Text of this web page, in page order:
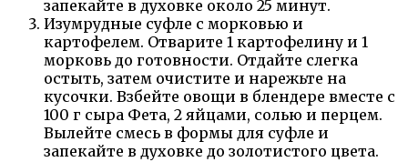
запекайте в духовке около 25 минут.
Изумрудные суфле с морковью и
картофелем. Отварите 1 картофелину и 1
морковь до готовности. Отдайте слегка
остыть, затем очистите и нарежьте на
кусочки. Взбейте овощи в блендере вместе с
100 г сыра Фета, 2 яйцами, солью и перцем.
Вылейте смесь в формы для суфле и
запекайте в духовке до золотистого цвета.